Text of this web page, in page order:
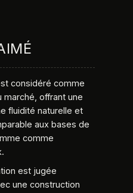
considéré comme
marché, offrant une
fluidité naturelle et
aux bases de
comme
est jugée
une construction